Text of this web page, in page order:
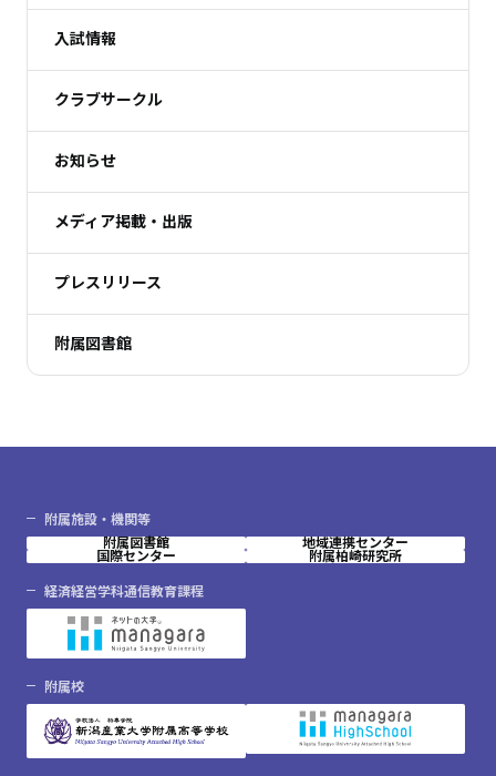
入試情報
クラブサークル
お知らせ
メディア掲載・出版
プレスリリース
附属図書館
附属施設・機関等
附属図書館
地域連携センター
国際センター
附属柏崎研究所
経済経営学科通信教育課程
附属校